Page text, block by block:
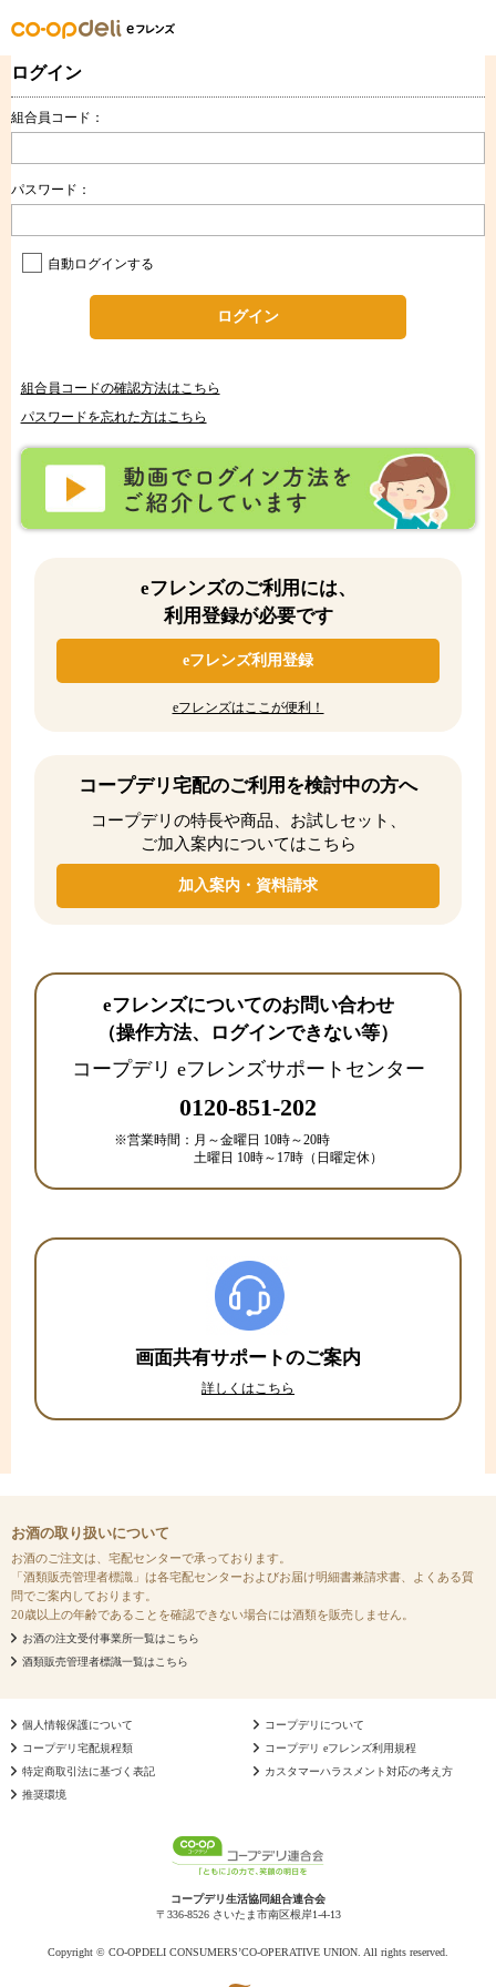
ログイン
組合員コード：
パスワード：
自動ログインする
ログイン
組合員コードの確認方法はこちら
パスワードを忘れた方はこちら
eフレンズのご利用には、
利用登録が必要です
eフレンズ利用登録
eフレンズはここが便利！
コープデリ宅配のご利用を検討中の方へ
コープデリの特長や商品、お試しセット、
ご加入案内についてはこちら
加入案内・資料請求
eフレンズについてのお問い合わせ
（操作方法、ログインできない等）
コープデリ eフレンズサポートセンター
0120-851-202
※営業時間： 月～金曜日 10時～20時
土曜日 10時～17時（日曜定休）
画面共有サポートのご案内
詳しくはこちら
お酒の取り扱いについて
お酒のご注文は、宅配センターで承っております。
「酒類販売管理者標識」は各宅配センターおよびお届け明細書兼請求書、よくある質
問でご案内しております。
20歳以上の年齢であることを確認できない場合には酒類を販売しません。
お酒の注文受付事業所一覧はこちら
酒類販売管理者標識一覧はこちら
個人情報保護について
コープデリについて
コープデリ宅配規程類
コープデリ eフレンズ利用規程
特定商取引法に基づく表記
カスタマーハラスメント対応の考え方
推奨環境
コープデリ生活協同組合連合会
〒336-8526 さいたま市南区根岸1-4-13
Copyright © CO-OPDELI CONSUMERS’CO-OPERATIVE UNION. All rights reserved.